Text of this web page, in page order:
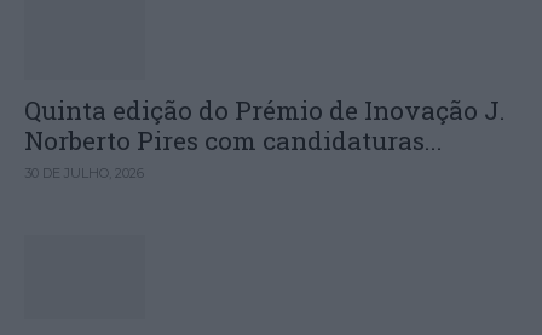
Quinta edição do Prémio de Inovação J.
Norberto Pires com candidaturas...
30 DE JULHO, 2026